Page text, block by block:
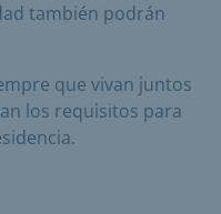
también podrán
que vivan juntos
los requisitos para